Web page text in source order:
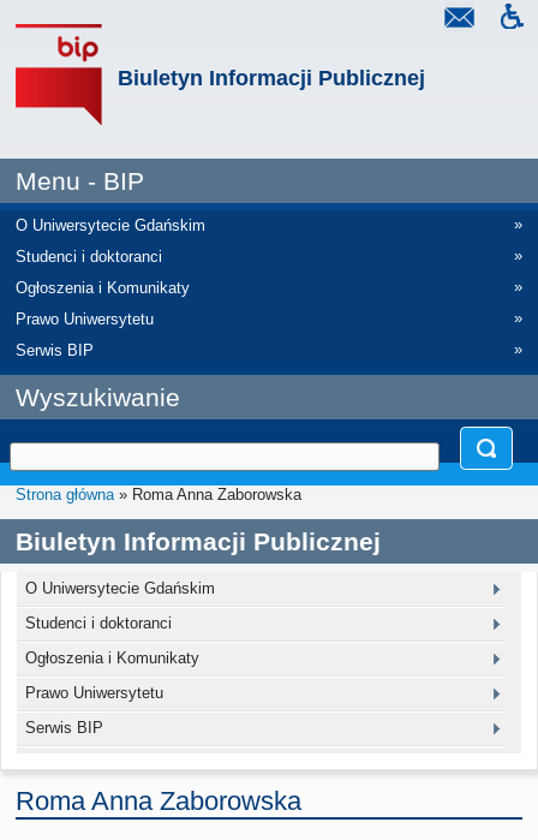
Biuletyn Informacji Publicznej
Menu - BIP
O Uniwersytecie Gdańskim
»
Studenci i doktoranci
»
Ogłoszenia i Komunikaty
»
Prawo Uniwersytetu
»
Serwis BIP
»
Wyszukiwanie
Strona główna» Roma Anna Zaborowska
Biuletyn Informacji Publicznej
O Uniwersytecie Gdańskim
Studenci i doktoranci
Ogłoszenia i Komunikaty
Prawo Uniwersytetu
Serwis BIP
Roma Anna Zaborowska